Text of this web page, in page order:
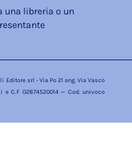
una libreria o un
Editore srl - Via Po 21 ang. Via Vasco
e C.F 02874520014 — Cod. univoco